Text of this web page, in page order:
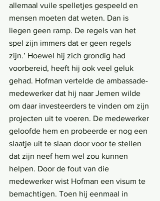
allemaal vuile spelletjes gespeeld en
mensen moeten dat weten. Dan is
liegen geen ramp. De regels van het
spel zijn immers dat er geen regels
zijn.’ Hoewel hij zich grondig had
voorbereid, heeft hij ook veel geluk
gehad. Hofman vertelde de ambassade-
medewerker dat hij naar Jemen wilde
om daar investeerders te vinden om zijn
projecten uit te voeren. De medewerker
geloofde hem en probeerde er nog een
slaatje uit te slaan door voor te stellen
dat zijn neef hem wel zou kunnen
helpen. Door de fout van die
medewerker wist Hofman een visum te
bemachtigen. Toen hij eenmaal in